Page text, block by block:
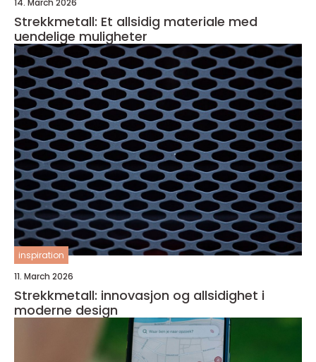
14. March 2026
Strekkmetall: Et allsidig materiale med
uendelige muligheter
inspiration
11. March 2026
Strekkmetall: innovasjon og allsidighet i
moderne design